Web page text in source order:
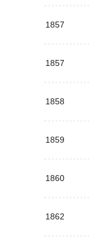
1857
1857
1858
1859
1860
1862